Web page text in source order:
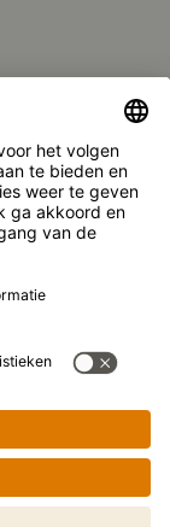
van Kikkoman
Germany
kantongerecht